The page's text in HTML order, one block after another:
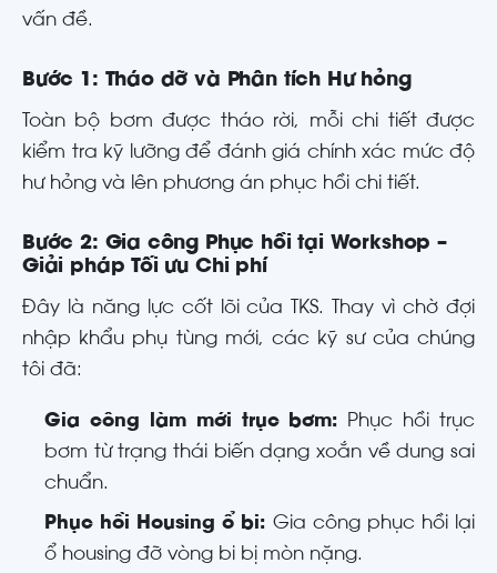
vấn đề.
Bước 1: Tháo dỡ và Phân tích Hư hỏng
Toàn bộ bơm được tháo rời, mỗi chi tiết được
kiểm tra kỹ lưỡng để đánh giá chính xác mức độ
hư hỏng và lên phương án phục hồi chi tiết.
Bước 2: Gia công Phục hồi tại Workshop –
Giải pháp Tối ưu Chi phí
Đây là năng lực cốt lõi của TKS. Thay vì chờ đợi
nhập khẩu phụ tùng mới, các kỹ sư của chúng
tôi đã:
Gia công làm mới trục bơm: Phục hồi trục
bơm từ trạng thái biến dạng xoắn về dung sai
chuẩn.
Phục hồi Housing ổ bi: Gia công phục hồi lại
ổ housing đỡ vòng bi bị mòn nặng.